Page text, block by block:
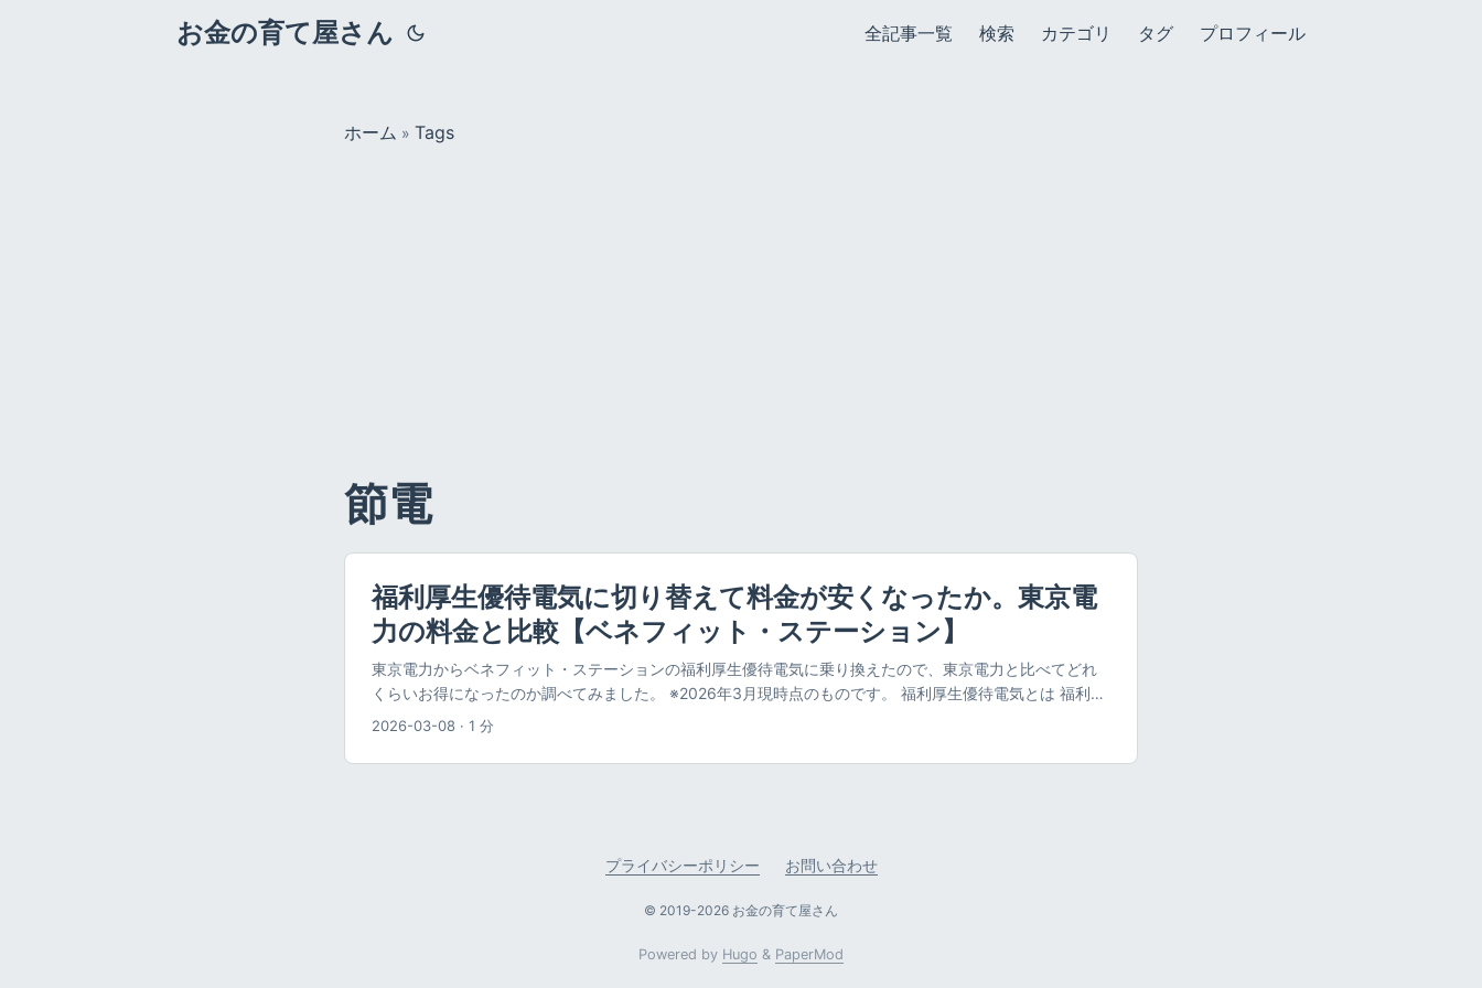
お金の育て屋さん 全記事一覧 検索 カテゴリ タグ プロフィール
ホーム » Tags
節電
福利厚生優待電気に切り替えて料金が安くなったか。東京電
力の料金と比較【ベネフィット・ステーション】
東京電力からベネフィット・ステーションの福利厚生優待電気に乗り換えたので、東京電力と比べてどれ
くらいお得になったのか調べてみました。 ※2026年3月現時点のものです。 福利厚生優待電気とは 福利厚
生優待電気のロゴ 福利厚生優待電気 とは会員制の福利厚生サービスである、 ベネフィット・ステーション
ン・リテイリング株式会社 が提供しており、利用者はそこと契約します。 私は、ベネフィット・ステーシ
トステーションのページに「サービス内容説明書」として記載がありました。 メニュー「福利厚生優待電
シミュレーション 福利厚生優待電気の契約者向けのエバーグリーン・リテイリング株式会社のマイページ
みに東京電力の料金表は以下に記載されています。 東京電力の料金表 電気料金の比較 東京電力 従量電灯B
2026-03-08 · 1 分
プライバシーポリシー お問い合わせ
© 2019-2026 お金の育て屋さん
Powered by Hugo & PaperMod